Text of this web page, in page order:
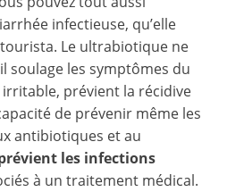
infectieuse, qu’elle
Le ultrabiotique ne
soulage les symptômes du
prévient la récidive
de prévenir même les
antibiotiques et au
les infections
à un traitement médical.